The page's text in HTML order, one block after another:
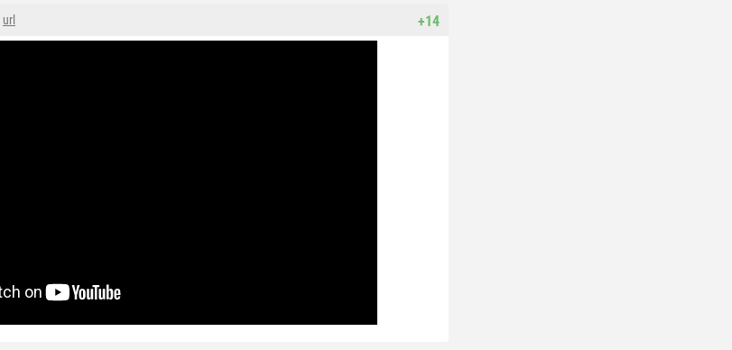
+14
url